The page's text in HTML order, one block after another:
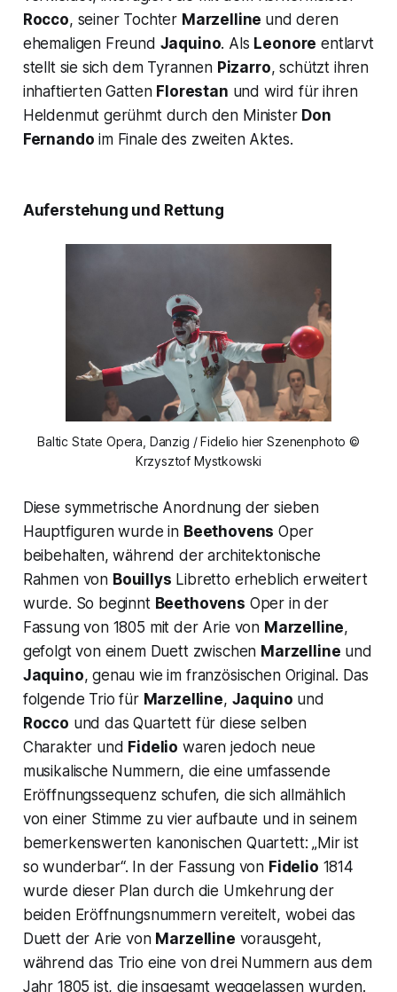
Rocco, seiner Tochter Marzelline und deren
ehemaligen Freund Jaquino. Als Leonore entlarvt
stellt sie sich dem Tyrannen Pizarro, schützt ihren
inhaftierten Gatten Florestan und wird für ihren
Heldenmut gerühmt durch den Minister Don
Fernando im Finale des zweiten Aktes.
Auferstehung und Rettung
Baltic State Opera, Danzig / Fidelio hier Szenenphoto ©
Krzysztof Mystkowski
Diese symmetrische Anordnung der sieben
Hauptfiguren wurde in Beethovens Oper
beibehalten, während der architektonische
Rahmen von Bouillys Libretto erheblich erweitert
wurde. So beginnt Beethovens Oper in der
Fassung von 1805 mit der Arie von Marzelline,
gefolgt von einem Duett zwischen Marzelline und
Jaquino, genau wie im französischen Original. Das
folgende Trio für Marzelline, Jaquino und
Rocco und das Quartett für diese selben
Charakter und Fidelio waren jedoch neue
musikalische Nummern, die eine umfassende
Eröffnungssequenz schufen, die sich allmählich
von einer Stimme zu vier aufbaute und in seinem
bemerkenswerten kanonischen Quartett:„Mir ist
so wunderbar“. In der Fassung von Fidelio 1814
wurde dieser Plan durch die Umkehrung der
beiden Eröffnungsnummern vereitelt, wobei das
Duett der Arie von Marzelline vorausgeht,
während das Trio eine von drei Nummern aus dem
Jahr 1805 ist, die insgesamt weggelassen wurden.